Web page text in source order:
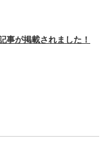
事が掲載されました！